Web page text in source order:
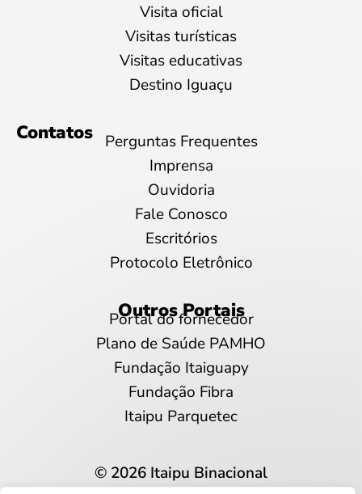
Visita oficial
Visitas turísticas
Visitas educativas
Destino Iguaçu
Contatos
Perguntas Frequentes
Imprensa
Ouvidoria
Fale Conosco
Escritórios
Protocolo Eletrônico
Outros Portais
Portal do fornecedor
Plano de Saúde PAMHO
Fundação Itaiguapy
Fundação Fibra
Itaipu Parquetec
© 2026 Itaipu Binacional